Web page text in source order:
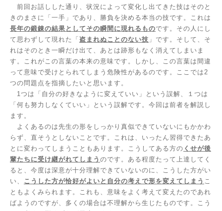
前回お話しした通り、状況によって変化し出てきた技はそのと
きのまさに「一手」であり、勝負を決める本当の技です。これは
長年の鍛錬の結果としてその瞬間に現れるものです。その人にし
て思わずして現れた「盗まれぬことのない技 」です。そして、そ
れはそのとき一瞬だけ出て、あとは跡形もなく消えてしまいま
す。これがこの言葉の本来の意味です。しかし、この言葉は間違
って意味で受けとられてしまう危険性があるのです。ここでは 2
つの問題点を指摘したいと思います。
1 つは「自分の好きなように変えていい」という誤解、１つは
「何も努力しなくていい」という誤解です。今回は前者を解説し
ます。
よくあるのは先生の形をしっかり真似できていないにもかかわ
らず、直そうとしないことです。これは、いったん習得できたあ
とに変わってしまうこともあります。こうしてある方の くせが後
輩たちに受け継がれてしまう のです。ある程度たって上達してく
ると、今度は深意が十分理解できていないのに、こうした方がい
い、 こうした方が恰好がよいと自分の考えで形を変えてしまう こ
ともよくみられます。これも、意味をよく考えて変えたのであれ
ばようのですが、多くの場合は不理解から生じたものです。こう